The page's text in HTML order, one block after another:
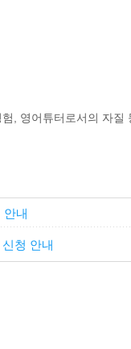
, 영어튜터로서의 자질
안내
청 안내